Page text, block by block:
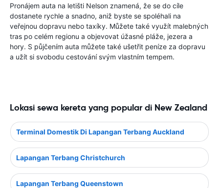
Pronájem auta na letišti Nelson znamená, že se do cíle
dostanete rychle a snadno, aniž byste se spoléhali na
veřejnou dopravu nebo taxíky. Můžete také využít malebných
tras po celém regionu a objevovat úžasné pláže, jezera a
hory. S půjčením auta můžete také ušetřit peníze za dopravu
a užít si svobodu cestování svým vlastním tempem.
Lokasi sewa kereta yang popular di New Zealand
Terminal Domestik Di Lapangan Terbang Auckland
Lapangan Terbang Christchurch
Lapangan Terbang Queenstown